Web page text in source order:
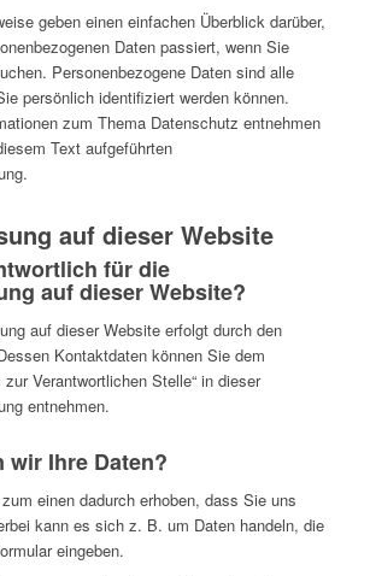
geben einen einfachen Überblick darüber,
Daten passiert, wenn Sie
Personenbezogene Daten sind alle
persönlich identifiziert werden können.
zum Thema Datenschutz entnehmen
Text aufgeführten
auf dieser Website
für die
auf dieser Website?
auf dieser Website erfolgt durch den
Kontaktdaten können Sie dem
Verantwortlichen Stelle“ in dieser
entnehmen.
wir Ihre Daten?
einen dadurch erhoben, dass Sie uns
kann es sich z. B. um Daten handeln, die
eingeben.